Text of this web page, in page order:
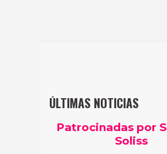
ÚLTIMAS NOTICIAS
Patrocinadas por
Soliss